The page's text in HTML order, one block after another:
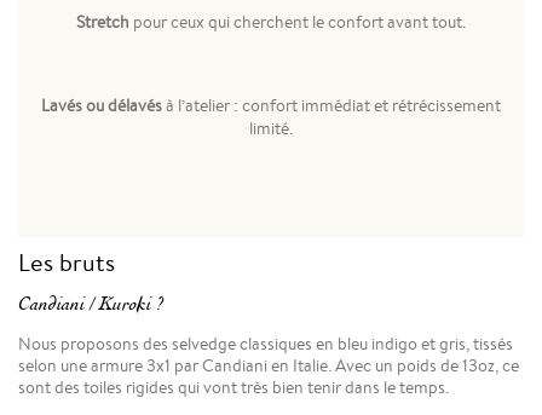
Stretch pour ceux qui cherchent le confort avant tout.
Lavés ou délavésà l’atelier : confort immédiat et rétrécissement
limité.
Les bruts
Candiani / Kuroki ?
Nous proposons des selvedge classiques en bleu indigo et gris, tissés
selon une armure 3x1 par Candiani en Italie. Avec un poids de 13oz, ce
sont des toiles rigides qui vont très bien tenir dans le temps.